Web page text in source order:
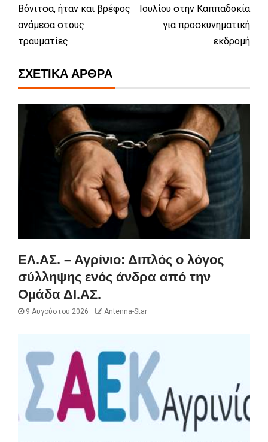
Βόνιτσα, ήταν και βρέφος
ανάμεσα στους
τραυματίες
Ιουλίου στην Καππαδοκία
για προσκυνηματική
εκδρομή
ΣΧΕΤΙΚΆ ΆΡΘΡΑ
ΕΛ.ΑΣ. – Αγρίνιο: Διπλός ο λόγος
σύλληψης ενός άνδρα από την
Ομάδα ΔΙ.ΑΣ.
9 Αυγούστου 2026 Antenna-Star